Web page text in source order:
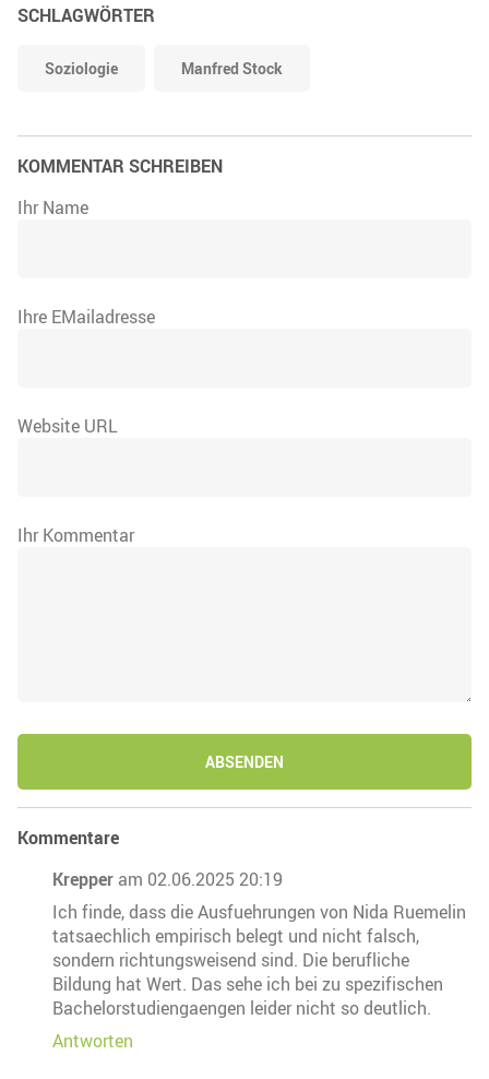
SCHLAGWÖRTER
Soziologie Manfred Stock
KOMMENTAR SCHREIBEN
Ihr Name
Ihre EMailadresse
Website URL
Ihr Kommentar
ABSENDEN
Kommentare
Krepper am 02.06.2025 20:19
Ich finde, dass die Ausfuehrungen von Nida Ruemelin
tatsaechlich empirisch belegt und nicht falsch,
sondern richtungsweisend sind. Die berufliche
Bildung hat Wert. Das sehe ich bei zu spezifischen
Bachelorstudiengaengen leider nicht so deutlich.
Antworten